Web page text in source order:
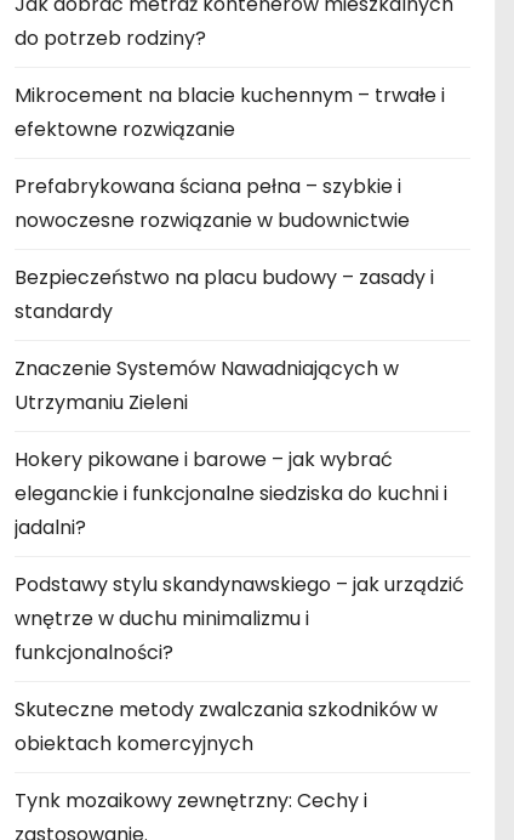
do potrzeb rodziny?
Mikrocement na blacie kuchennym – trwałe i
efektowne rozwiązanie
Prefabrykowana ściana pełna – szybkie i
nowoczesne rozwiązanie w budownictwie
Bezpieczeństwo na placu budowy – zasady i
standardy
Znaczenie Systemów Nawadniających w
Utrzymaniu Zieleni
Hokery pikowane i barowe – jak wybrać
eleganckie i funkcjonalne siedziska do kuchni i
jadalni?
Podstawy stylu skandynawskiego – jak urządzić
wnętrze w duchu minimalizmu i
funkcjonalności?
Skuteczne metody zwalczania szkodników w
obiektach komercyjnych
Tynk mozaikowy zewnętrzny: Cechy i